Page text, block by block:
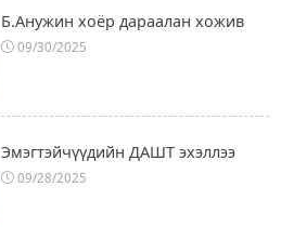
Б.Анужин хоёр дараалан хожив
09/30/2025
Эмэгтэйчүүдийн ДАШТ эхэллээ
09/28/2025